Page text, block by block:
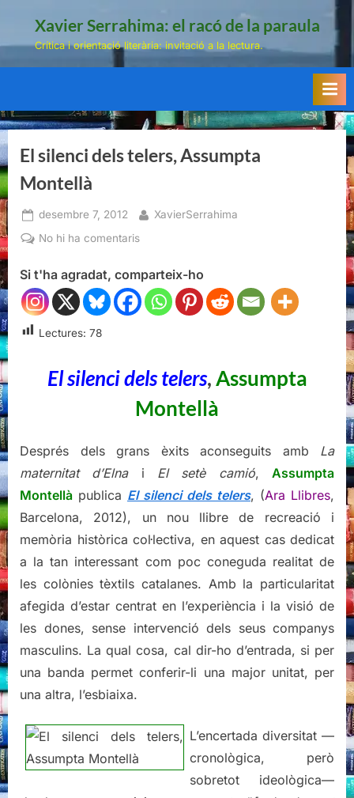
Xavier Serrahima: el racó de la paraula
Crítica i orientació literària: invitació a la lectura.
El silenci dels telers, Assumpta
Montellà
Posted
on
desembre 7, 2012 By
XavierSerrahima
No hi ha comentarisa
silenci
dels
telers,
Si t'ha agradat, comparteix-ho
Lectures: 78
El silenci dels telers,Assumpta
Montellà
Després dels grans èxits aconseguits amb La
maternitat d’Elnai El setè camió,Assumpta
Montellà publica El silenci dels telers, (Ara Llibres,
Barcelona, 2012), un nou llibre de recreació i
memòria històrica col·lectiva, en aquest cas dedicat
a la tan interessant com poc coneguda realitat de
les colònies tèxtils catalanes. Amb la particularitat
afegida d’estar centrat en l’experiència i la visió de
les dones, sense intervenció dels seus companys
masculins. La qual cosa, cal dir-ho d’entrada, si per
una banda permet conferir-li una major unitat, per
una altra, l’esbiaixa.
L’encertada diversitat —
cronològica, però
sobretot ideològica—